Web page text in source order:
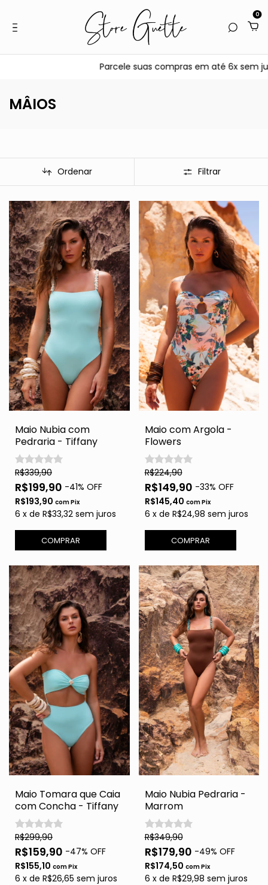
0
Parcele suas compras em até 6x sem juros no
MÂIOS
Ordenar Filtrar
Maio Nubia com
Pedraria - Tiffany
R$339,90
R$199,90 -41% OFF
R$193,90 comPix
6 x de R$33,32 sem juros
COMPRAR
Maio com Argola -
Flowers
R$224,90
R$149,90 -33% OFF
R$145,40 comPix
6 x de R$24,98 sem juros
COMPRAR
Maio Tomara que Caia
com Concha - Tiffany
R$299,90
R$159,90 -47% OFF
R$155,10 comPix
6 x de R$26,65 sem juros
Maio Nubia Pedraria -
Marrom
R$349,90
R$179,90 -49% OFF
R$174,50 comPix
6 x de R$29,98 sem juros